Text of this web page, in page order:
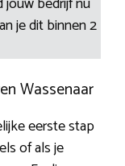
je dit binnen 2
Wassenaar
eerste stap
of als je